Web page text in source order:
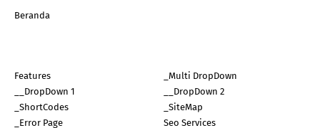
Beranda
Features
_Multi DropDown
__DropDown 1
__DropDown 2
_ShortCodes
_SiteMap
_Error Page
Seo Services